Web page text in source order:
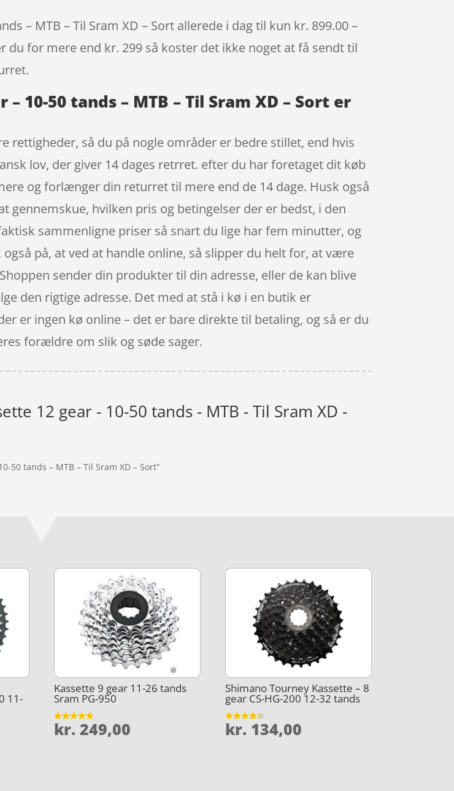
– MTB – Til Sram XD – Sort allerede i dag til kun kr. 899.00 –
for mere end kr. 299 så koster det ikke noget at få sendt til
10-50 tands – MTB – Til Sram XD – Sort er
rettigheder, så du på nogle områder er bedre stillet, end hvis
lov, der giver 14 dages retrret. efter du har foretaget dit køb
og forlænger din returret til mere end de 14 dage. Husk også
gennemskue, hvilken pris og betingelser der er bedst, i den
sammenligne priser så snart du lige har fem minutter, og
på, at ved at handle online, så slipper du helt for, at være
sender din produkter til din adresse, eller de kan blive
den rigtige adresse. Det med at stå i kø i en butik er
er ingen kø online – det er bare direkte til betaling, og så er du
forældre om slik og søde sager.
12 gear - 10-50 tands - MTB - Til Sram XD -
50 tands – MTB – Til Sram XD – Sort”
11-
Kassette 9 gear 11-26 tands
Sram PG-950
Vurderet
5
kr. 249,00
Shimano Tourney Kassette – 8
gear CS-HG-200 12-32 tands
Vurderet
4.4
kr. 134,00